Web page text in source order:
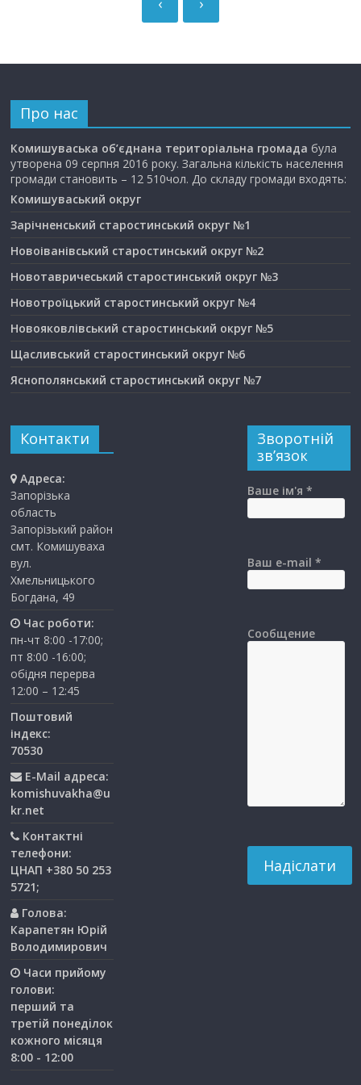
Про нас
Комишуваська об’єднана територіальна громада була
утворена 09 серпня 2016 року. Загальна кількість населення
громади становить – 12 510чол. До складу громади входять:
Комишуваський округ
Зарічненський старостинський округ №1
Новоіванівський старостинський округ №2
Новотавричеський старостинський округ №3
Новотроїцький старостинський округ №4
Новояковлівський старостинський округ №5
Щасливський старостинський округ №6
Яснополянський старостинський округ №7
Контакти
Адреса:
Запорізька
область
Запорізький район
смт. Комишуваха
вул.
Хмельницького
Богдана, 49
Час роботи:
пн-чт 8:00 -17:00;
пт 8:00 -16:00;
обідня перерва
12:00 – 12:45
Поштовий
індекс:
70530
E-Mail адреса:
komishuvakha@u
kr.net
Контактні
телефони:
ЦНАП +380 50 253
5721;
Голова:
Карапетян Юрій
Володимирович
Часи прийому
голови:
перший та
третiй понедiлок
кожного мiсяця
8:00 - 12:00
Зворотній
зв’язок
Ваше ім'я *
Ваш e-mail *
Сообщение